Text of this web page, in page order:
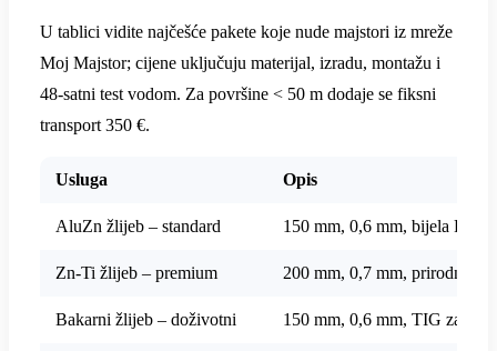
U tablici vidite najčešće pakete koje nude majstori iz mreže
Moj Majstor; cijene uključuju materijal, izradu, montažu i
48-satni test vodom. Za površine < 50 m dodaje se fiksni
transport 350 €.
Usluga Opis
AluZn žlijeb – standard 150 mm, 0,6 mm, bijela RAL
Zn-Ti žlijeb – premium 200 mm, 0,7 mm, prirodna
Bakarni žlijeb – doživotni 150 mm, 0,6 mm, TIG zavar,